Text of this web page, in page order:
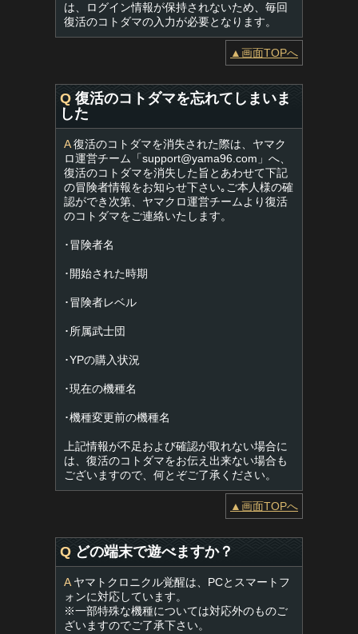
は、ログイン情報が保持されないため、毎回
復活のコトダマの入力が必要となります。
▲画面TOPへ
Q 復活のコトダマを忘れてしまいま
した
A復活のコトダマを消失された際は、ヤマク
ロ運営チーム「support@yama96.com 」へ、
復活のコトダマを消失した旨とあわせて下記
の冒険者情報をお知らせ下さい｡ご本人様の確
認ができ次第、ヤマクロ運営チームより復活
のコトダマをご連絡いたします。
･冒険者名
･開始された時期
･冒険者レベル
･所属武士団
･YPの購入状況
･現在の機種名
･機種変更前の機種名
上記情報が不足および確認が取れない場合に
は、復活のコトダマをお伝え出来ない場合も
ございますので、何とぞご了承ください。
▲画面TOPへ
Q どの端末で遊べますか？
Aヤマトクロニクル覚醒は、PCとスマートフ
ォンに対応しています。
※一部特殊な機種については対応外のものご
ざいますのでご了承下さい。